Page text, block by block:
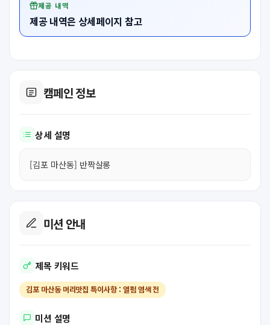
제공 내역
제공 내역은 상세페이지 참고
캠페인 정보
상세 설명
[김포 마산동] 반짝살롱
미션 안내
제목 키워드
김포 마산동 머리맛집 특이사항 : 열펌 염색 전
미션 설명